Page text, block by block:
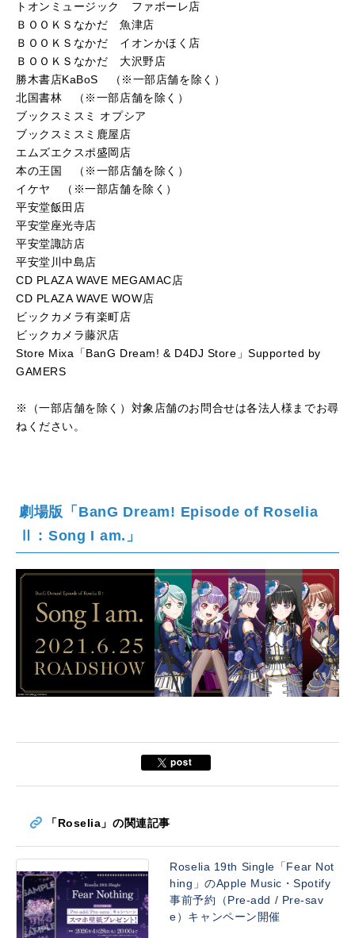
トオンミュージック ファボーレ店
ＢＯＯＫＳなかだ 魚津店
ＢＯＯＫＳなかだ イオンかほく店
ＢＯＯＫＳなかだ 大沢野店
勝木書店KaBoS （※一部店舗を除く）
北国書林 （※一部店舗を除く）
ブックスミスミ オプシア
ブックスミスミ鹿屋店
エムズエクスポ盛岡店
本の王国 （※一部店舗を除く）
イケヤ （※一部店舗を除く）
平安堂飯田店
平安堂座光寺店
平安堂諏訪店
平安堂川中島店
CD PLAZA WAVE MEGAMAC店
CD PLAZA WAVE WOW店
ビックカメラ有楽町店
ビックカメラ藤沢店
Store Mixa「BanG Dream! & D4DJ Store」Supported by
GAMERS
※（一部店舗を除く）対象店舗のお問合せは各法人様までお尋
ねください。
劇場版「BanG Dream! Episode of Roselia
Ⅱ : Song I am.」
「Roselia」の関連記事
Roselia 19th Single「Fear Not
hing」のApple Music・Spotify
事前予約（Pre-add / Pre-sav
e）キャンペーン開催